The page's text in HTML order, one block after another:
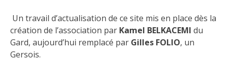
Un travail d’actualisation de ce site mis en place dès la
création de l’association par Kamel BELKACEMI du
Gard, aujourd’hui remplacé par Gilles FOLIO, un
Gersois.